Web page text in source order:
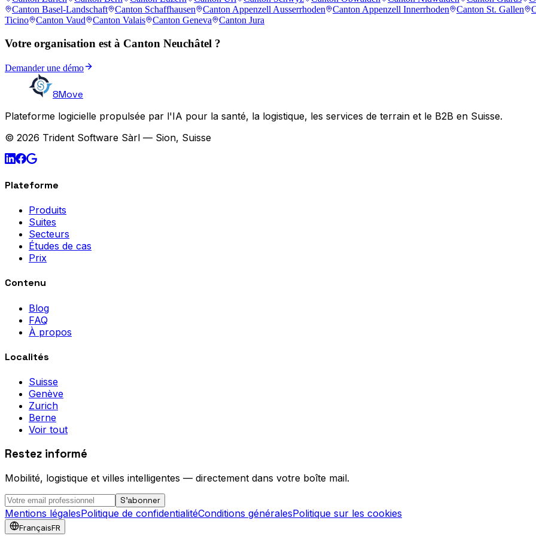
Canton Basel-Landschaft
Canton Schaffhausen Canton Appenzell Ausserrhoden Canton Appenzell Innerrhoden Canton St. Gallen
Ticino
Canton Vaud Canton Valais Canton Geneva Canton Jura
Votre organisation est à Canton Neuchâtel ?
Demander une démo
8Move
Plateforme logicielle propulsée par l'IA pour la santé, la logistique, les services de terrain et le B2B en Suisse.
© 2026 Trident Software Sàrl — Sion, Suisse
Plateforme
Produits
Suites
Secteurs
Études de cas
Prix
Contenu
Blog
FAQ
À propos
Localités
Suisse
Genève
Zurich
Berne
Voir tout
Restez informé
Mobilité, logistique et villes intelligentes — directement dans votre boîte mail.
S'abonner
Mentions légalesPolitique de confidentialitéConditions généralesPolitique sur les cookies
FrançaisFR